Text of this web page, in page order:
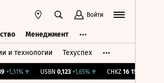
Войти
Менеджмент
и технологии Техуспех
+1,31%↑ USBN 0,123 +1,65%↑ CHKZ 16 150